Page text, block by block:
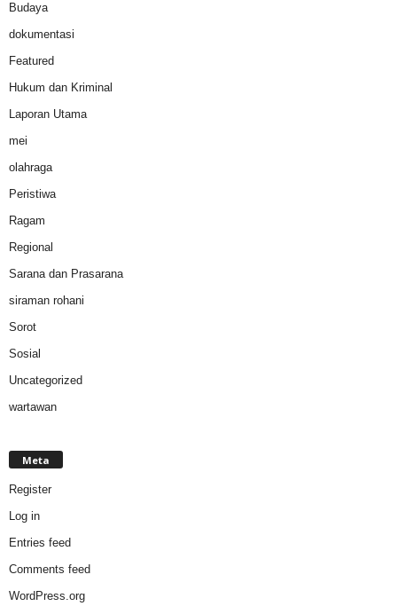
Budaya
dokumentasi
Featured
Hukum dan Kriminal
Laporan Utama
mei
olahraga
Peristiwa
Ragam
Regional
Sarana dan Prasarana
siraman rohani
Sorot
Sosial
Uncategorized
wartawan
Meta
Register
Log in
Entries feed
Comments feed
WordPress.org